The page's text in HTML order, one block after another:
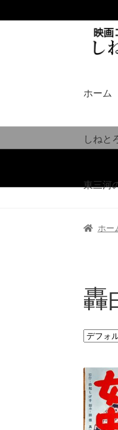
シ
へ
ス
ッ
ツ
キ
ッ
ホーム
しねと
東三河
ホー
轟